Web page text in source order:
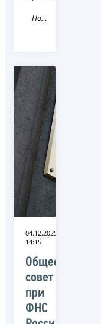
Новость
04.12.2025
14:15
Общественный
совет
при
ФНС